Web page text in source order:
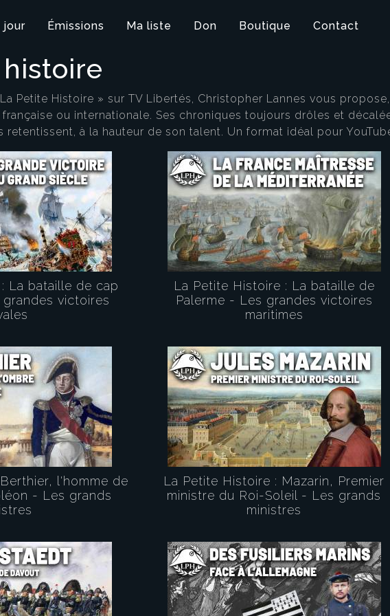
jour Émissions Ma liste Don Boutique Contact
Petite Histoire » sur TV Libertés, Christopher Lannes vous
française ou internationale. Ses chroniques toujours drôles et
retentissent, à la hauteur de son talent. Un format idéal pour
La bataille de cap
victoires
La Petite Histoire : La bataille de
Palerme - Les grandes victoires
maritimes
l'homme de
- Les grands
La Petite Histoire : Mazarin, Premier
ministre du Roi-Soleil - Les grands
ministres